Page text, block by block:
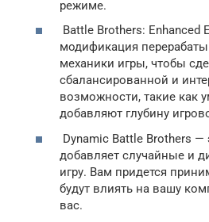
режиме.
Battle Brothers: Enhanced
модификация
механики игры, чтобы
сбалансированной и
возможности, такие как
добавляют глубину
Dynamic Battle Brothers
добавляет случайные и
игру. Вам придется
будут влиять на вашу
вас.